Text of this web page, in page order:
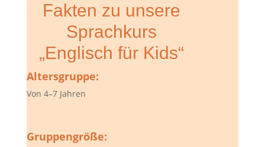
Fakten zu unsere
Sprachkurs
„Englisch für Kids“
Altersgruppe:
Von 4–7 Jahren
Gruppengröße: